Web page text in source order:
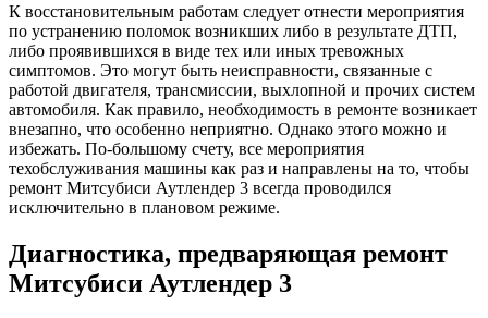
К восстановительным работам следует отнести мероприятия
по устранению поломок возникших либо в результате ДТП,
либо проявившихся в виде тех или иных тревожных
симптомов. Это могут быть неисправности, связанные с
работой двигателя, трансмиссии, выхлопной и прочих систем
автомобиля. Как правило, необходимость в ремонте возникает
внезапно, что особенно неприятно. Однако этого можно и
избежать. По-большому счету, все мероприятия
техобслуживания машины как раз и направлены на то, чтобы
ремонт Митсубиси Аутлендер 3 всегда проводился
исключительно в плановом режиме.
Диагностика, предваряющая ремонт
Митсубиси Аутлендер 3